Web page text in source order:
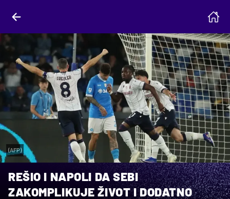
(AFP)
REŠIO I NAPOLI DA SEBI
ZAKOMPLIKUJE ŽIVOT I DODATNO